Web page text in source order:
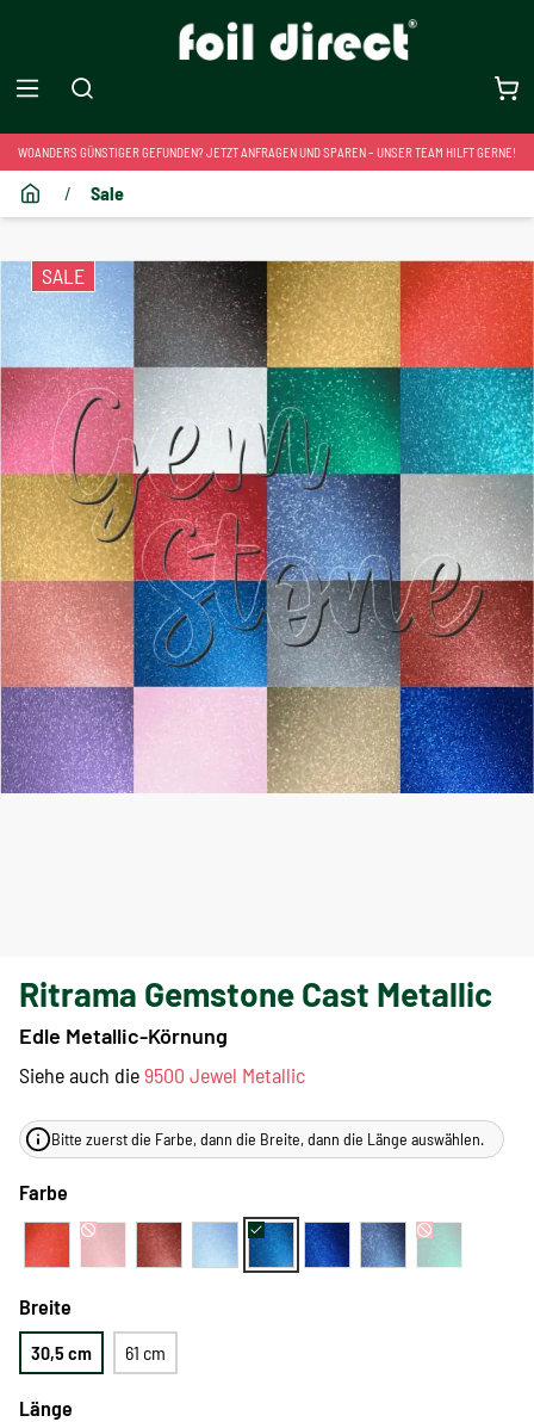
WOANDERS GÜNSTIGER GEFUNDEN? JETZT ANFRAGEN UND SPAREN – UNSER TEAM HILFT GERNE!
/ Sale
SALE
Ritrama Gemstone Cast Metallic
Edle Metallic-Körnung
Siehe auch die9500 Jewel Metallic
Bitte zuerst die Farbe, dann die Breite, dann die Länge auswählen.
Farbe
Breite
30,5 cm 61 cm
Länge